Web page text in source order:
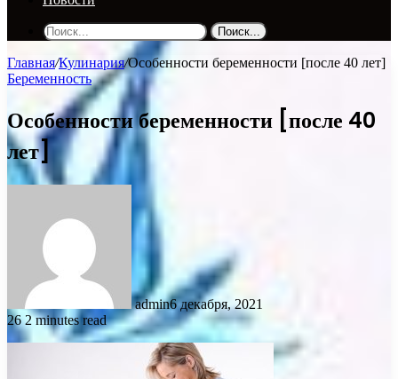
Поиск...
Главная/Кулинария/Особенности беременности [после 40 лет]
Беременность
Особенности беременности [после 40
лет]
admin6 декабря, 2021
262 minutes read